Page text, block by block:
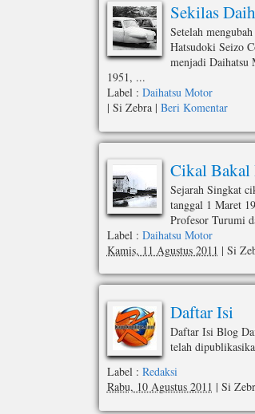
Sekilas
Setelah
Hatsudoki Seizo
menjadi Daihatsu
1951, ...
Label : Daihatsu Motor
| Si Zebra| Beri Komentar
Cikal Bakal
Sejarah Singkat
tanggal 1 Maret
Profesor Turumi
Label : Daihatsu Motor
Kamis, 11 Agustus 2011 | Si
Daftar Isi
Daftar Isi Blog
telah
Label : Redaksi
Rabu, 10 Agustus 2011 | Si